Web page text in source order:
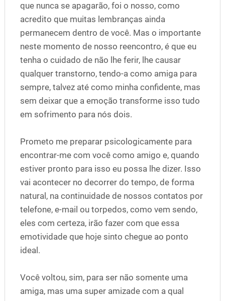
que nunca se apagarão, foi o nosso, como
acredito que muitas lembranças ainda
permanecem dentro de você. Mas o importante
neste momento de nosso reencontro, é que eu
tenha o cuidado de não lhe ferir, lhe causar
qualquer transtorno, tendo-a como amiga para
sempre, talvez até como minha confidente, mas
sem deixar que a emoção transforme isso tudo
em sofrimento para nós dois.
Prometo me preparar psicologicamente para
encontrar-me com você como amigo e, quando
estiver pronto para isso eu possa lhe dizer. Isso
vai acontecer no decorrer do tempo, de forma
natural, na continuidade de nossos contatos por
telefone, e-mail ou torpedos, como vem sendo,
eles com certeza, irão fazer com que essa
emotividade que hoje sinto chegue ao ponto
ideal.
Você voltou, sim, para ser não somente uma
amiga, mas uma super amizade com a qual